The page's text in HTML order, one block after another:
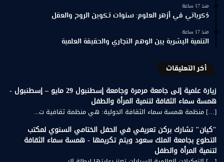
منذ 17 ساعة
ذكرياتي في أزهر العلوم: سنوات تكوين الروح والعقل
منذ 17 ساعة
التنمية البشرية بين الوهم التجاري والحقيقة العلمية
أخر التعليقات
زيارة علمية إلى جامعة مرمرة وجامعة إسطنبول 29 مايو – إسطنبول -
همسة سماء الثقافة لتنمية المرأة والطفل
[…] منظمة همسة سماء الثقافة الدولية: هي منظمة ثقافية ت...
"كيان" تشارك بركن تعريفي في الحفل الختامي السنوي لمكتب
التطوع بجامعة الملك سعود ويتم تكريمها - همسة سماء الثقافة
لتنمية المرأة والطفل